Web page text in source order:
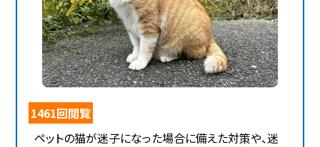
1461回閲覧
ペットの猫が迷子になった場合に備えた対策や、迷